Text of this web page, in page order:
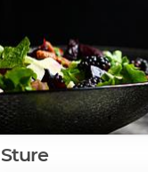
Sture